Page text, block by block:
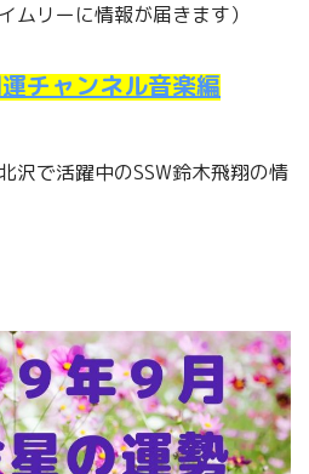
ムリーに情報が届きます）
チャンネル音楽編
沢で活躍中のSSW鈴木飛翔の情